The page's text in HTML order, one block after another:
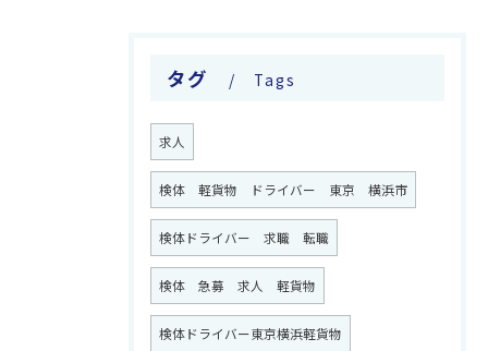
タグ Tags
求人
検体 軽貨物 ドライバー 東京 横浜市
検体ドライバー 求職 転職
検体 急募 求人 軽貨物
検体ドライバー東京横浜軽貨物
お問い合わせはこちら